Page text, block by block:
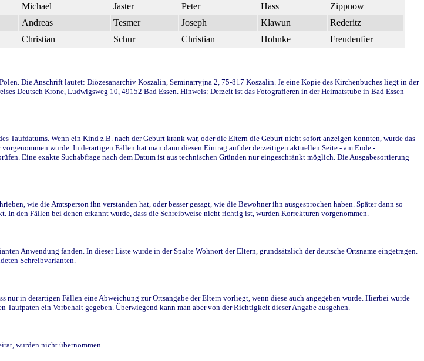
Michael Jaster Peter Hass
Zippnow
Andreas Tesmer Joseph Klawun
Rederitz
Christian Schur Christian Hohnke Freudenfier
Die Anschrift lautet: Diözesanarchiv Koszalin, Seminarryjna 2, 75-817 Koszalin. Je eine Kopie des Kirchenbuches liegt in der
Deutsch Krone, Ludwigsweg 10, 49152 Bad Essen. Hinweis: Derzeit ist das Fotografieren in der Heimatstube in Bad Essen
Wenn ein Kind z.B. nach der Geburt krank war, oder die Eltern die Geburt nicht sofort anzeigen konnten, wurde das
wurde. In derartigen Fällen hat man dann diesen Eintrag auf der derzeitigen aktuellen Seite - am Ende -
Eine exakte Suchabfrage nach dem Datum ist aus technischen Gründen nur eingeschränkt möglich. Die Ausgabesortierung
wie die Amtsperson ihn verstanden hat, oder besser gesagt, wie die Bewohner ihn ausgesprochen haben. Später dann so
den Fällen bei denen erkannt wurde, dass die Schreibweise nicht richtig ist, wurden Korrekturen vorgenommen.
Anwendung fanden. In dieser Liste wurde in der Spalte Wohnort der Eltern, grundsätzlich der deutsche Ortsname eingetragen.
Schreibvarianten.
in derartigen Fällen eine Abweichung zur Ortsangabe der Eltern vorliegt, wenn diese auch angegeben wurde. Hierbei wurde
ein Vorbehalt gegeben. Überwiegend kann man aber von der Richtigkeit dieser Angabe ausgehen.
wurden nicht übernommen.